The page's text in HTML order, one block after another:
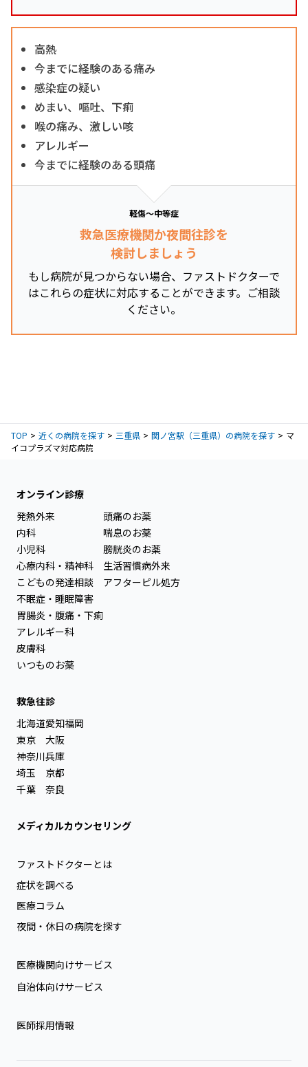
高熱
今までに経験のある痛み
感染症の疑い
めまい、嘔吐、下痢
喉の痛み、激しい咳
アレルギー
今までに経験のある頭痛
軽傷～中等症
救急医療機関か夜間往診を
検討しましょう
もし病院が見つからない場合、ファストドクターで
はこれらの症状に対応することができます。ご相談
ください。
TOP 近くの病院を探す 三重県 関ノ宮駅（三重県）の病院を探す
マ
イコプラズマ対応病院
オンライン診療
発熱外来
内科
小児科
心療内科・精神科
こどもの発達相談
不眠症・睡眠障害
胃腸炎・腹痛・下痢
アレルギー科
皮膚科
いつものお薬
頭痛のお薬
喘息のお薬
膀胱炎のお薬
生活習慣病外来
アフターピル処方
救急往診
北海道
東京
神奈川
埼玉
千葉
愛知
大阪
兵庫
京都
奈良
福岡
メディカルカウンセリング
ファストドクターとは
症状を調べる
医療コラム
夜間・休日の病院を探す
医療機関向けサービス
自治体向けサービス
医師採用情報